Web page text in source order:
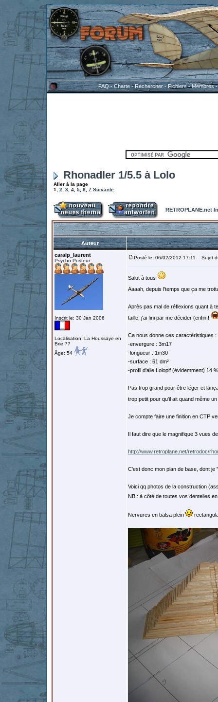
FAQ-Charte-Rechercher-Fichiers-Membres
Rhonadler 1/5.5 à Lolo
Aller à la page
1
2 3 4 5 6 7 Suivante
RETROPLANE.net
Auteur
caralp_laurent
Psycho Posteur
Inscrit le: 30 Jan 2006
Localisation: La Houssaye en
Brie 77
Âge: 54
Posté le: 06/02/2012 17:11 Sujet
Salut à tous
Aaaah, depuis l'temps que ça me
Après pas mal de réflexions quant à
taille, j'ai fini par me décider (enfin !
Ca nous donne ces caractéristiques :
-envergure : 3m17
-longueur : 1m30
-surface : 61 dm²
-profil d'aile Lolopif (évidemment) 14
Pas trop grand pour être léger et
trop petit pour qu'il ait quand même
Je compte faire une finition en CTP
Il faut dire que le magnifique 3 vues
http://www.retroplane.net/retrodoc/
C'est donc mon plan de base, dont
Voici qq photos de la construction
NB : à côté de toutes vos dentelles
Nervures en balsa plein